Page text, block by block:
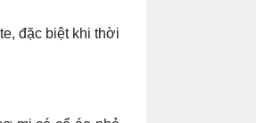
đặc biệt khi thời